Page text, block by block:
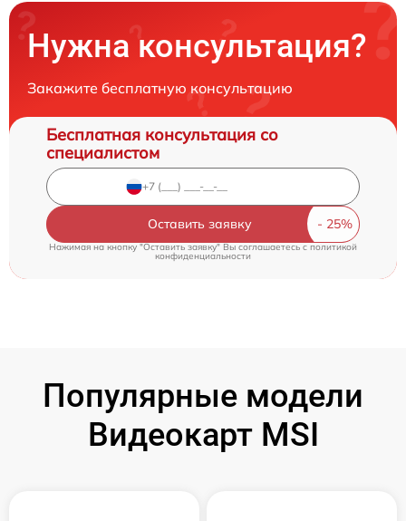
Нужна консультация?
Закажите бесплатную консультацию
Бесплатная консультация со
специалистом
Оставить заявку
Нажимая на кнопку "Оставить заявку" Вы соглашаетесь cполитикой
конфиденциальности
Популярные модели
Видеокарт MSI